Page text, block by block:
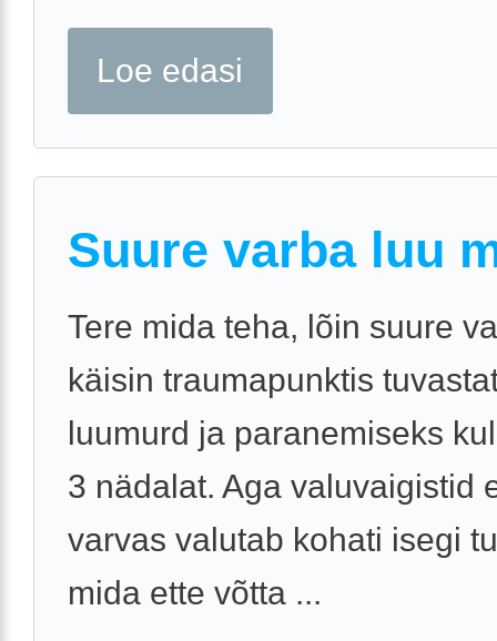
Loe edasi
Suure varba luu
Tere mida teha, lõin suure
käisin traumapunktis
luumurd ja paranemiseks
3 nädalat. Aga valuvaigistid
varvas valutab kohati isegi
mida ette võtta ...